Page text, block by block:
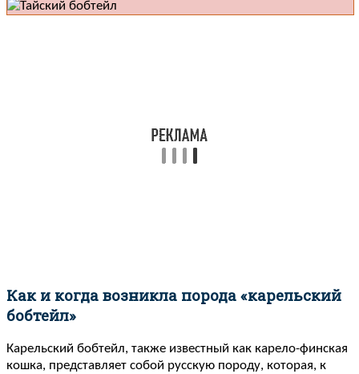
Как и когда возникла порода «карельский
бобтейл»
Карельский бобтейл, также известный как карело-финская
кошка, представляет собой русскую породу, которая, к